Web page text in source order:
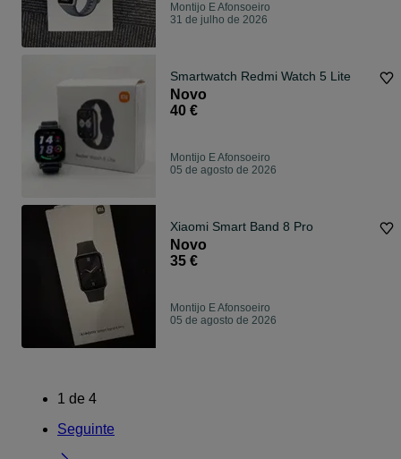
Montijo E Afonsoeiro
31 de julho de 2026
Smartwatch Redmi Watch 5 Lite
Novo
40 €
Montijo E Afonsoeiro
05 de agosto de 2026
Xiaomi Smart Band 8 Pro
Novo
35 €
Montijo E Afonsoeiro
05 de agosto de 2026
1 de 4
Seguinte